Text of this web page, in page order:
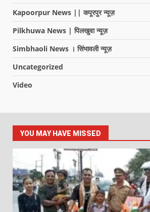
Kapoorpur News || कपूरपुर न्यूज़
Pilkhuwa News | पिलखुवा न्यूज़
Simbhaoli News । सिंभावली न्यूज़
Uncategorized
Video
YOU MAY HAVE MISSED